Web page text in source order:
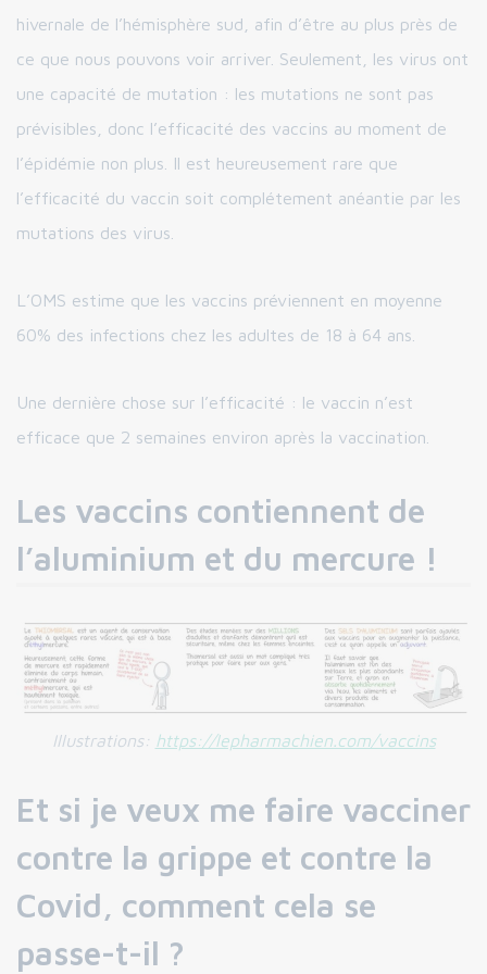
hivernale de l’hémisphère sud, afin d’être au plus près de
ce que nous pouvons voir arriver. Seulement, les virus ont
une capacité de mutation : les mutations ne sont pas
prévisibles, donc l’efficacité des vaccins au moment de
l’épidémie non plus. Il est heureusement rare que
l’efficacité du vaccin soit complétement anéantie par les
mutations des virus.
L’OMS estime que les vaccins préviennent en moyenne
60% des infections chez les adultes de 18 à 64 ans.
Une dernière chose sur l’efficacité : le vaccin n’est
efficace que 2 semaines environ après la vaccination.
Les vaccins contiennent de
l’aluminium et du mercure !
Illustrations: https://lepharmachien.com/vaccins
Et si je veux me faire vacciner
contre la grippe et contre la
Covid, comment cela se
passe-t-il ?